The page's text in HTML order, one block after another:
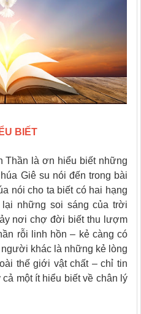
BIẾT
Thần là ơn hiểu biết những
Giê su nói đến trong bài
nói cho ta biết có hai hạng
những soi sáng của trời
nơi chợ đời biết thu lượm
rỗi linh hồn – kẻ càng có
khác là những kẻ lòng
thế giới vật chất – chỉ tin
một ít hiểu biết về chân lý